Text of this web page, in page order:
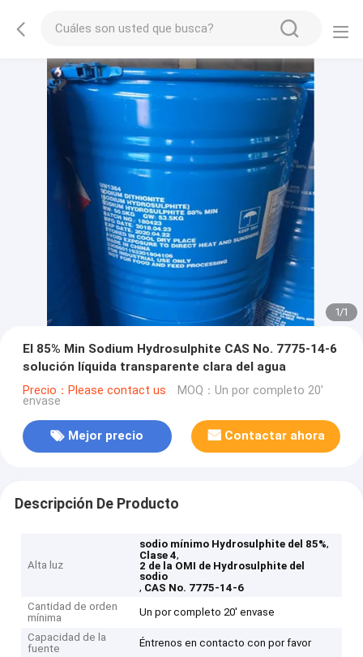
1/1
El 85% Min Sodium Hydrosulphite CAS No. 7775-14-6
solución líquida transparente clara del agua
Precio：Please contact us MOQ：Un por completo 20'
envase
Mejor precio Contactar ahora
Descripción De Producto
Alta luz
sodio mínimo Hydrosulphite del 85%,
Clase 4,
2 de la OMI de Hydrosulphite del
sodio
, CAS No. 7775-14-6
Cantidad de orden
mínima
Un por completo 20' envase
Capacidad de la
fuente
Éntrenos en contacto con por favor